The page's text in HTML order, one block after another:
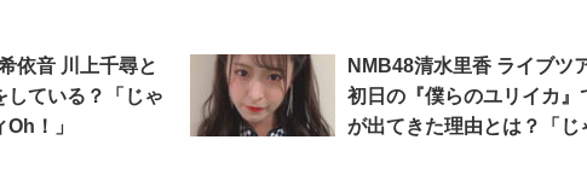
依音 川上千尋と
している？「じゃ
！」
NMB48清水里香 ライブツ
初日の『僕らのユリイカ』
が出てきた理由とは？「じ